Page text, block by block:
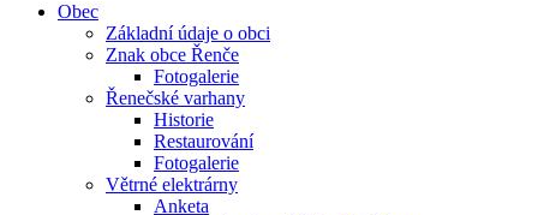
Obec
Základní údaje o obci
Znak obce Řenče
Fotogalerie
Řenečské varhany
Historie
Restaurování
Fotogalerie
Větrné elektrárny
Anketa